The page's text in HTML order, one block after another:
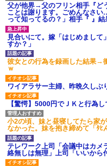
父が他界→父のフリン相手『ど
ことは謝ります。ごめんなさ
って知ってるの？」相手『 』
見合いにて。嫁「はじめまし
すか？」
彼女との行為を録画した結果→
ｗ
ワイアラサー主婦、昨晩久しぶ
【驚愕】5000円でＪＫと行為
小2の頃、妹と昼寝してたら家
なかった。妹を抱き締めて「ﾀ
テレワーク上司「会議中はカメ
絡無しは無理」上司「いいから